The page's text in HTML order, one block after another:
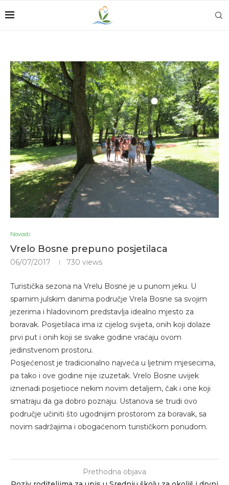
Novosti
Vrelo Bosne prepuno posjetilaca
06/07/2017 730 views
Turistička sezona na Vrelu Bosne je u punom jeku. U
sparnim julskim danima područje Vrela Bosne sa svojim
jezerima i hladovinom predstavlja idealno mjesto za
boravak. Posjetilaca ima iz cijelog svijeta, onih koji dolaze
prvi put i onih koji se svake godine vraćaju ovom
jedinstvenom prostoru.
Posjećenost je tradicionalno najveća u ljetnim mjesecima,
pa tako i ove godine nije izuzetak. Vrelo Bosne uvijek
iznenadi posjetioce nekim novim detaljem, čak i one koji
smatraju da ga dobro poznaju. Ustanova se trudi ovo
područje učiniti što ugodnijim prostorom za boravak, sa
novim sadržajima i obogaćenom turističkom ponudom.
Prethodna objava